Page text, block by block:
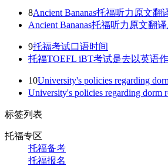
8Ancient Bananas托福听力原文翻
Ancient Bananas托福听力原文翻
9托福考试口语时间
托福TOEFL iBT考试是去以英语
10University's policies regarding
University's policies regarding
标签列表
托福专区
托福备考
托福报名